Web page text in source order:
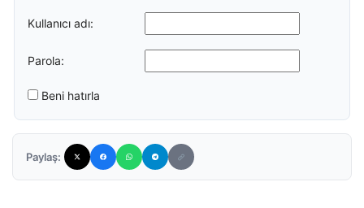
Kullanıcı adı:
Parola:
Beni hatırla
Paylaş: